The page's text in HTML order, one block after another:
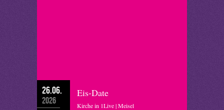
26.06.
2026
Eis-Date
Kirche in 1Live | Meisel